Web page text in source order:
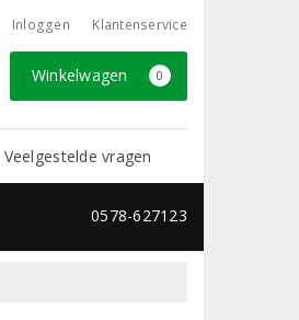
Inloggen Klantenservice
Winkelwagen 0
Veelgestelde vragen
0578-627123